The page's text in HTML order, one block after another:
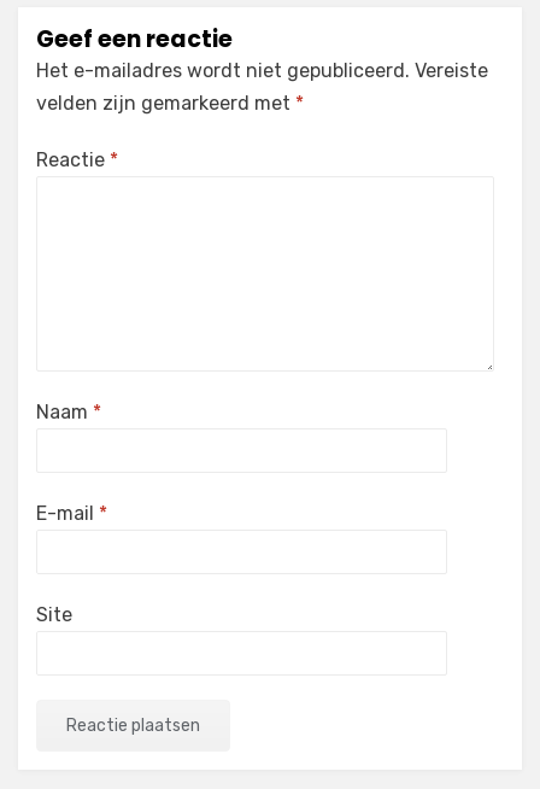
Geef een reactie
Het e-mailadres wordt niet gepubliceerd. Vereiste
velden zijn gemarkeerd met *
Reactie *
Naam *
E-mail *
Site